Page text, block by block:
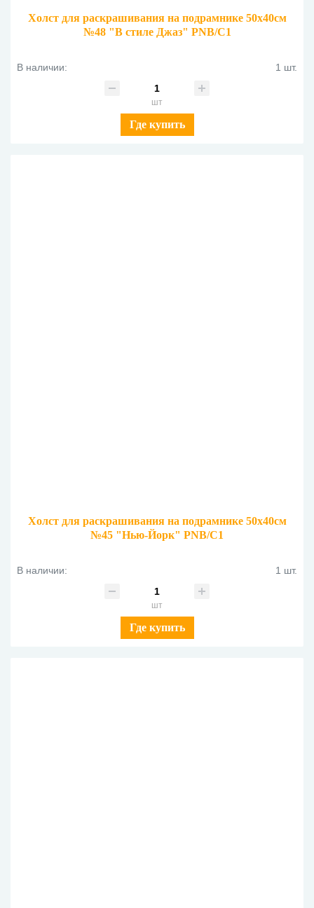
Холст для раскрашивания на подрамнике 50х40см
№48 "В стиле Джаз" PNB/C1
В наличии: 1 шт.
шт
Где купить
Холст для раскрашивания на подрамнике 50х40см
№45 "Нью-Йорк" PNB/C1
В наличии: 1 шт.
шт
Где купить